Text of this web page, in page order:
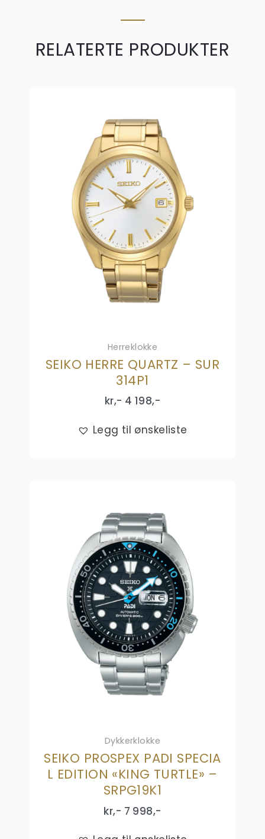
RELATERTE PRODUKTER
Herreklokke
SEIKO HERRE QUARTZ – SUR
314P1
kr,- 4 198,-
Legg til ønskeliste
Dykkerklokke
SEIKO PROSPEX PADI SPECIA
L EDITION «KING TURTLE» –
SRPG19K1
kr,- 7 998,-